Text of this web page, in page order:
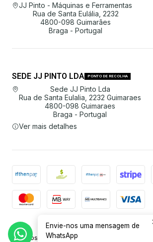
JJ Pinto - Máquinas e Ferramentas
Rua de Santa Eulália, 2232
4800-098 Guimarães
Braga - Portugal
SEDE JJ PINTO LDA PONTO DE RECOLHA
Sede JJ Pinto Lda
Rua de Santa Eulalia, 2232 Guimaraes
4800-098 Guimaraes
Braga - Portugal
Ver mais detalhes
2026 JJ Pinto Lda.
Todos os Direitos Reservados.
Com
Envie-nos uma mensagem de
WhatsApp